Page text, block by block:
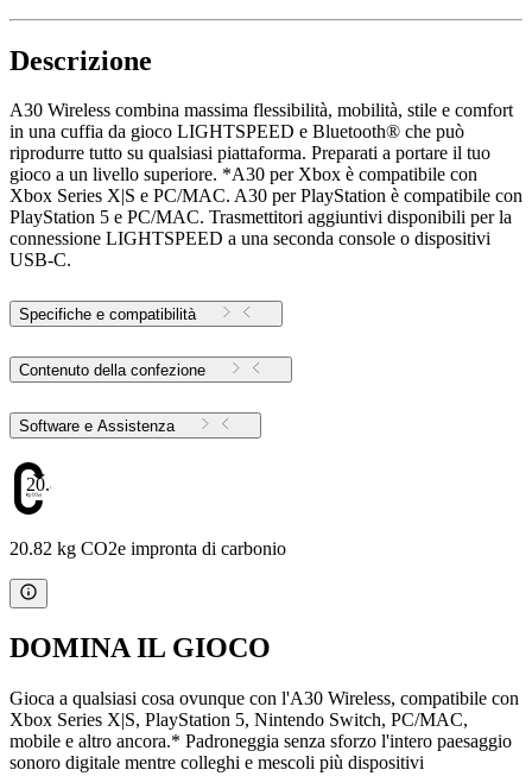
Descrizione
A30 Wireless combina massima flessibilità, mobilità, stile e comfort
in una cuffia da gioco LIGHTSPEED e Bluetooth® che può
riprodurre tutto su qualsiasi piattaforma. Preparati a portare il tuo
gioco a un livello superiore. *A30 per Xbox è compatibile con
Xbox Series X|S e PC/MAC. A30 per PlayStation è compatibile con
PlayStation 5 e PC/MAC. Trasmettitori aggiuntivi disponibili per la
connessione LIGHTSPEED a una seconda console o dispositivi
USB-C.
Specifiche e compatibilità
Contenuto della confezione
Software e Assistenza
20.82
20.82 kg CO2e impronta di carbonio
DOMINA IL GIOCO
Gioca a qualsiasi cosa ovunque con l'A30 Wireless, compatibile con
Xbox Series X|S, PlayStation 5, Nintendo Switch, PC/MAC,
mobile e altro ancora.* Padroneggia senza sforzo l'intero paesaggio
sonoro digitale mentre colleghi e mescoli più dispositivi